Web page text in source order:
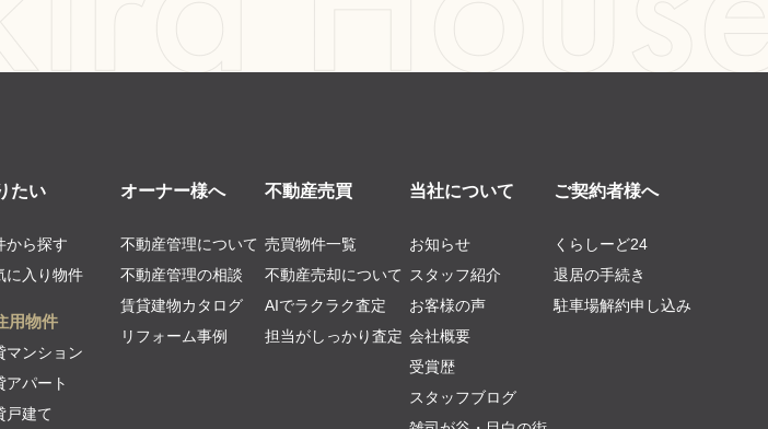
たい
から探す
に入り物件
用物件
マンション
アパート
戸建て
オーナー様へ
不動産管理について
不動産管理の相談
賃貸建物カタログ
リフォーム事例
不動産売買
売買物件一覧
不動産売却について
AIでラクラク査定
担当がしっかり査定
当社について
お知らせ
スタッフ紹介
お客様の声
会社概要
受賞歴
スタッフブログ
ご契約者様へ
くらしーど24
退居の手続き
駐車場解約申し込み